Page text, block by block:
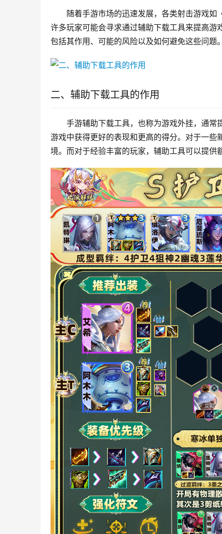
随着手游市场的迅速发展，各类射击游戏
许多玩家可能会寻求通过辅助下载工具来提高
包括其作用、可能的风险以及如何避免这些问题
二、辅助下载工具的作用
手游辅助下载工具，也称为游戏外挂，通
游戏中获得更好的表现和更高的得分。对于一
境。而对于经验丰富的玩家，辅助工具可以提